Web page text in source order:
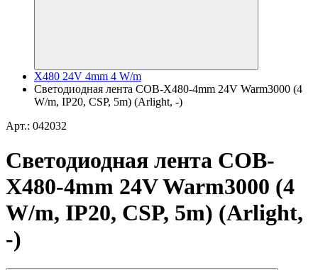
X480 24V 4mm 4 W/m
Светодиодная лента COB-X480-4mm 24V Warm3000 (4
W/m, IP20, CSP, 5m) (Arlight, -)
Арт.: 042032
Светодиодная лента COB-
X480-4mm 24V Warm3000 (4
W/m, IP20, CSP, 5m) (Arlight,
-)